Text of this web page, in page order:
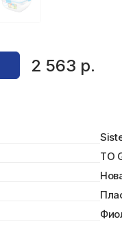
2 563 р.
TO